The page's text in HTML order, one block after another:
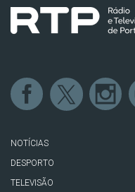
NOTÍCIAS
DESPORTO
TELEVISÃO